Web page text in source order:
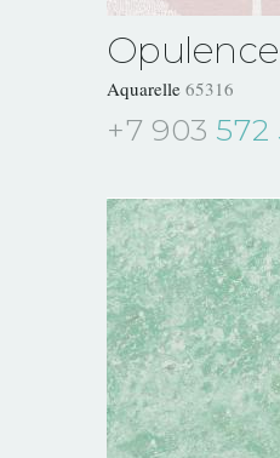
Opulence
Aquarelle 65316
+7 903 572